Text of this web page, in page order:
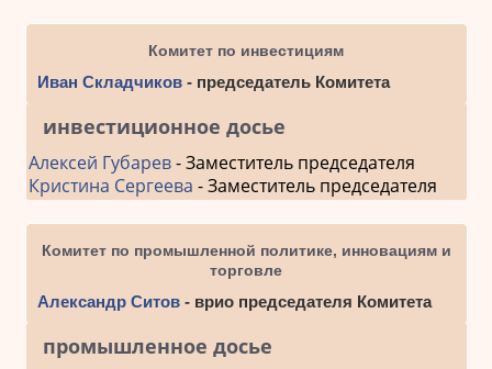
Комитет по инвестициям
Иван Складчиков- председатель Комитета
инвестиционное досье
Алексей Губарев- Заместитель председателя
Кристина Сергеева - Заместитель председателя
Комитет по промышленной политике, инновациям и
торговле
Александр Ситов- врио председателя Комитета
промышленное досье